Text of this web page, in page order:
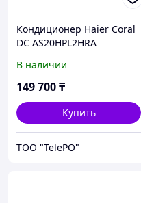
Кондиционер Haier Coral
DC AS20HPL2HRA
В наличии
149 700₸
Купить
ТОО "TelePO"